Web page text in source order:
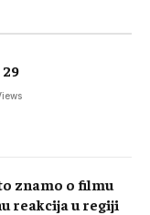
znamo o filmu
reakcija u regiji